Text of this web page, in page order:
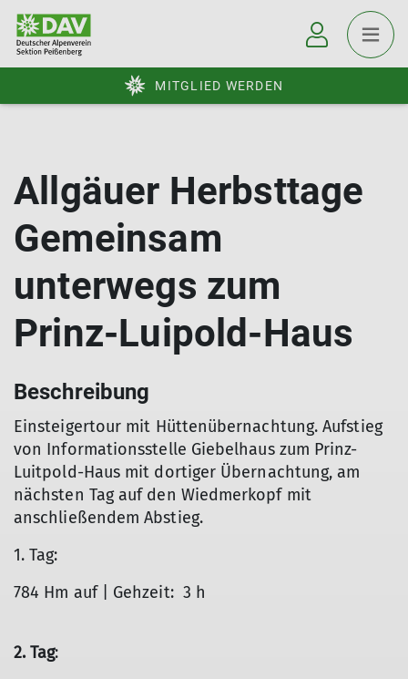
MITGLIED WERDEN
Allgäuer Herbsttage
Gemeinsam
unterwegs zum
Prinz-Luipold-Haus
Beschreibung
Einsteigertour mit Hüttenübernachtung. Aufstieg
von Informationsstelle Giebelhaus zum Prinz-
Luitpold-Haus mit dortiger Übernachtung, am
nächsten Tag auf den Wiedmerkopf mit
anschließendem Abstieg.
1. Tag:
784 Hm auf | Gehzeit: 3 h
2. Tag: